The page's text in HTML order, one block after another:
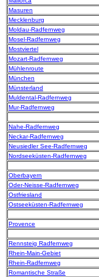
Masuren
Mecklenburg
Moldau-Radfernweg
Mosel-Radfernweg
Mostviertel
Mozart-Radfernweg
Mühlenroute
München
Münsterland
Muldental-Radfernweg
Mur-Radfernweg
Nahe-Radfernweg
Neckar-Radfernweg
Neusiedler See-Radfernweg
Nordseeküsten-Radfernweg
Oberbayern
Oder-Neisse-Radfernweg
Ostfriesland
Ostseeküsten-Radfernweg
Provence
Rennsteig Radfernweg
Rhein-Main-Gebiet
Rhein-Radfernweg
Romantische Straße